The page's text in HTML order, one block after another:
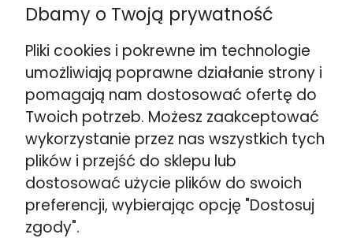
☎️+48 888 732 669
Wskazówki dojazdu >>
Warszawa ul. Puławska 280
☎️+48 662 901 048
Wskazówki dojazdu >>
Stojadła ul. Warszawska 79
obok Mińsk Mazowiecki
☎️+48 692 098 851
Wskazówki dojazdu >>
Kozerki ul. Generała G. Orlicz-Dreszera 29a
Dbamy o Twoją prywatność
Pliki cookies i pokrewne im technologie
umożliwiają poprawne działanie strony i
pomagają nam dostosować ofertę do
Twoich potrzeb. Możesz zaakceptować
wykorzystanie przez nas wszystkich tych
plików i przejść do sklepu lub
dostosować użycie plików do swoich
preferencji, wybierając opcję "Dostosuj
zgody".